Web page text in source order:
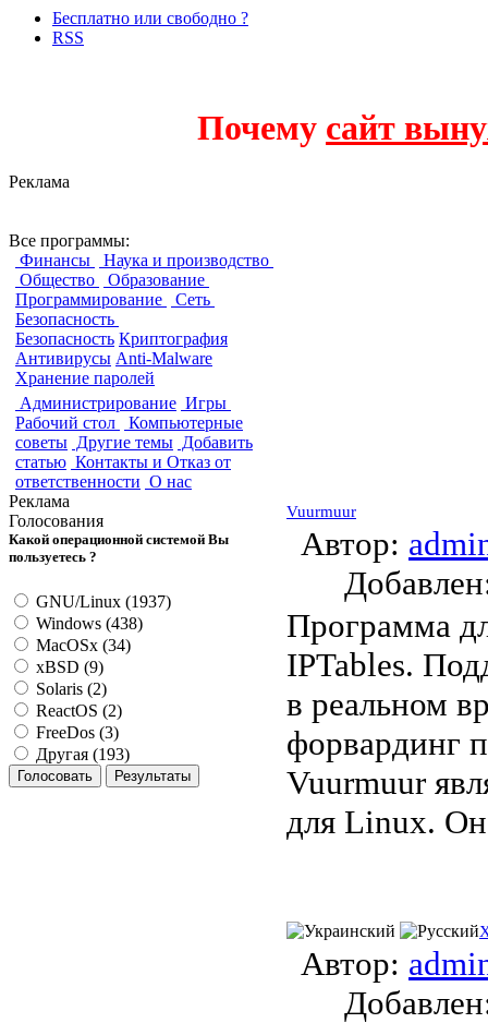
Бесплатно или свободно ?
RSS
Почему сайт
Реклама
Все программы:
Финансы
Наука и производство
Общество
Образование
Программирование
Сеть
Безопасность
Безопасность Криптография
Антивирусы Anti-Malware
Хранение паролей
Администрирование Игры
Рабочий стол
Компьютерные
советы Другие темы Добавить
статью Контакты и Отказ от
ответственности О нас
Реклама
Голосования
Какой операционной системой Вы
пользуетесь ?
GNU/Linux (1937)
Windows (438)
MacOSx (34)
xBSD (9)
Solaris (2)
ReactOS (2)
FreeDos (3)
Другая (193)
Vuurmuur
Автор:
Программа
IPTables.
в реальном
форвардинг
Vuurmuur
для Linux.
Автор: